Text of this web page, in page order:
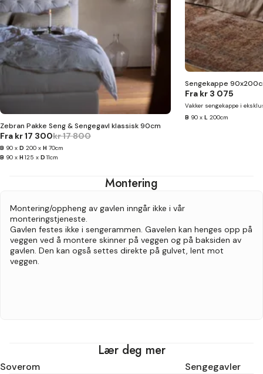
Zebran Pakke Seng & Sengegavl klassisk 90cm
Fra kr 17 300kr 17 800
B 90 x D 200 x H 70cm
B 90 x H 125 x D 11cm
Sengekappe
Fra kr 3 075
Vakker sengekappe i
B 90 x L200cm
Montering
Montering/oppheng av gavlen inngår ikke i vår
monteringstjeneste.
Gavlen festes ikke i sengerammen. Gavelen kan henges opp på
veggen ved å montere skinner på veggen og på baksiden av
gavlen. Den kan også settes direkte på gulvet, lent mot
veggen.
Lær deg mer
Soverom Sengegavler